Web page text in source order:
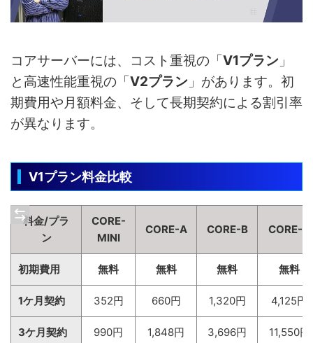
コアサーバーには、コスト重視の「V1プラン 」
と高速性能重視の「V2プラン 」があります。初
期費用や月額料金、そして長期契約による割引率
が異なります。
V1プラン料金比較
料金/プラ
ン
CORE-
MINI
CORE-A CORE-B CORE-C
初期費用 無料 無料 無料 無料
1ケ月契約 352円 660円 1,320円 4,125円
3ケ月契約 990円 1,848円 3,696円 11,550円